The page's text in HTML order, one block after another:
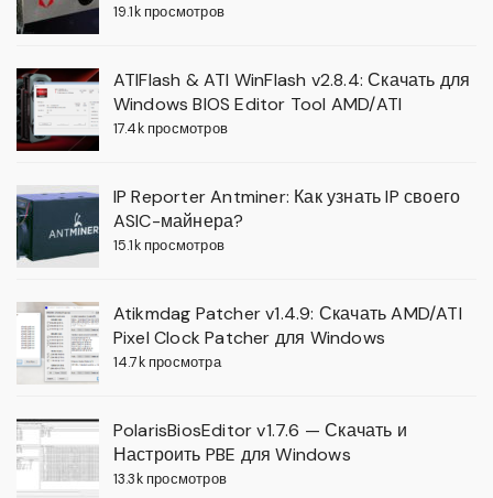
19.1k просмотров
ATIFlash & ATI WinFlash v2.8.4: Скачать для
Windows BIOS Editor Tool AMD/ATI
17.4k просмотров
IP Reporter Antminer: Как узнать IP своего
ASIC-майнера?
15.1k просмотров
Atikmdag Patcher v1.4.9: Скачать AMD/ATI
Pixel Clock Patcher для Windows
14.7k просмотра
PolarisBiosEditor v1.7.6 — Скачать и
Настроить PBE для Windows
13.3k просмотров